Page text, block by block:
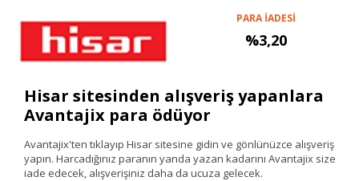
PARA İADESİ
%3,20
Hisar sitesinden alışveriş yapanlara
Avantajix para ödüyor
Avantajix'ten tıklayıp Hisar sitesine gidin ve gönlünüzce alışveriş
yapın. Harcadığınız paranın yanda yazan kadarını Avantajix size
iade edecek, alışverişiniz daha da ucuza gelecek.